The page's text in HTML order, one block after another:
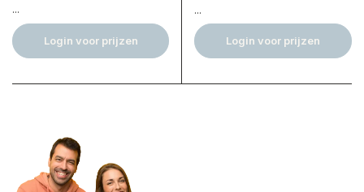
...
Login voor prijzen
...
Login voor prijzen